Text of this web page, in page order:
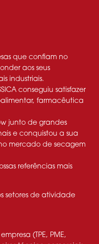
que confiam no
aos seus
industriais.
conseguiu satisfazer
farmacêutica
junto de grandes
e conquistou a sua
mercado de secagem
referências mais
setores de atividade
(TPE, PME,